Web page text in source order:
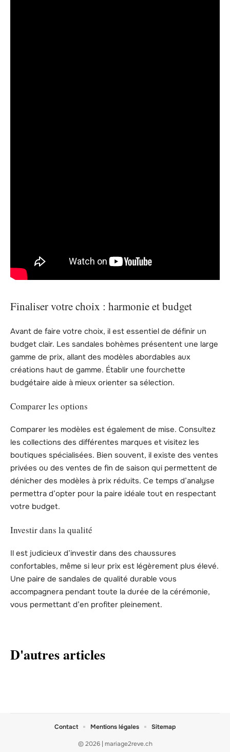
Finaliser votre choix : harmonie et budget
Avant de faire votre choix, il est essentiel de définir un
budget clair. Les sandales bohèmes présentent une large
gamme de prix, allant des modèles abordables aux
créations haut de gamme. Établir une fourchette
budgétaire aide à mieux orienter sa sélection.
Comparer les options
Comparer les modèles est également de mise. Consultez
les collections des différentes marques et visitez les
boutiques spécialisées. Bien souvent, il existe des ventes
privées ou des ventes de fin de saison qui permettent de
dénicher des modèles à prix réduits. Ce temps d’analyse
permettra d’opter pour la paire idéale tout en respectant
votre budget.
Investir dans la qualité
Il est judicieux d’investir dans des chaussures
confortables, même si leur prix est légèrement plus élevé.
Une paire de sandales de qualité durable vous
accompagnera pendant toute la durée de la cérémonie,
vous permettant d’en profiter pleinement.
D'autres articles
© 2026 | mariage2reve.ch
Contact Mentions légales Sitemap